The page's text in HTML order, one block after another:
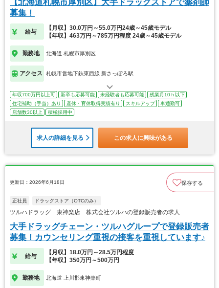
【北海道札幌市厚別区】大手ドラッグストアで薬剤師
募集！
給与
【月収】30.0万円～55.0万円24歳～45歳モデル
【年収】463万円～785万円程度 24歳～45歳モデル
勤務地 北海道 札幌市厚別区
アクセス 札幌市営地下鉄東西線 新さっぽろ駅
年収700万円以上可 新卒も応募可能 未経験者も応募可能
残業月10ｈ以下
住宅補助（手当）あり
産休・育休取得実績有り スキルアップ
車通勤可
店舗数30以上
積極採用中
求人の詳細を見る この求人に興味がある
更新日：2026年6月18日 保存する
正社員 ドラッグストア（OTCのみ）
ツルハドラッグ 東神楽店 株式会社ツルハの登録販売者の求人
大手ドラッグチェーン・ツルハグループで登録販売者
募集！カウンセリング重視の接客を重視しています♪
給与
【月収】18.0万円～28.5万円程度
【年収】350万円～500万円
勤務地 北海道 上川郡東神楽町